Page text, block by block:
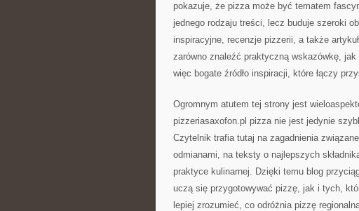
pokazuje, że pizza może być tematem
jednego rodzaju treści, lecz buduje szeroki
inspiracyjne, recenzje pizzerii, a także
zarówno znaleźć praktyczną wskazówkę,
więc bogate źródło inspiracji, które łączy
Ogromnym atutem tej strony jest
pizzeriasaxofon.pl pizza nie jest jedynie
Czytelnik trafia tutaj na zagadnienia
odmianami, na teksty o najlepszych
praktyce kulinarnej. Dzięki temu blog
uczą się przygotowywać pizzę, jak i tych,
lepiej zrozumieć, co odróżnia pizzę